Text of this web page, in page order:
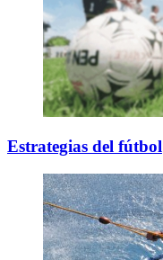
Estrategias del fútbol